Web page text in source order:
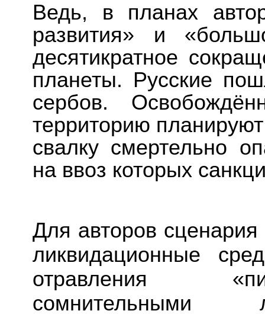
Ведь, в планах
развития» и
десятикратное
планеты. Русские
сербов.
территорию
свалку смертельно
на ввоз которых
Для авторов
ликвидационные
отравления
сомнительными